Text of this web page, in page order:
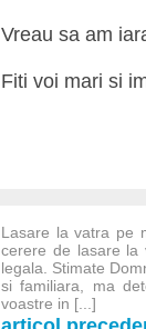
Vreau sa am
Fiti voi mari si
Lasare la vatra pe
cerere de lasare la
legala. Stimate
si familiara, ma
voastre in [...]